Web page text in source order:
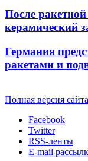
После
керамический
Германия
ракетами и
Полная версия сайта
Facebook
Twitter
RSS-ленты
E-mail